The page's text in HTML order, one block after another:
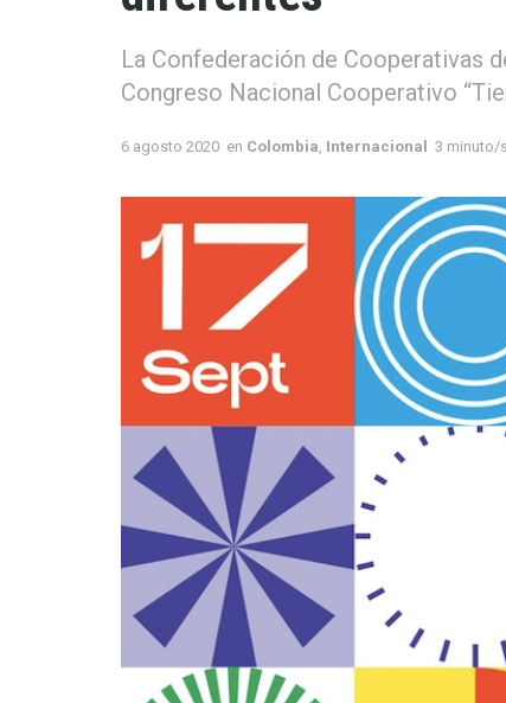
La Confederación de Cooperativas
Congreso Nacional Cooperativo
6 agosto 2020 en Colombia Internacional 3 minuto/